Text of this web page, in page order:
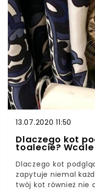
13.07.2020 11:50
Dlaczego kot
toalecie?
Dlaczego kot
zapytuje niemal
twój kot również nie